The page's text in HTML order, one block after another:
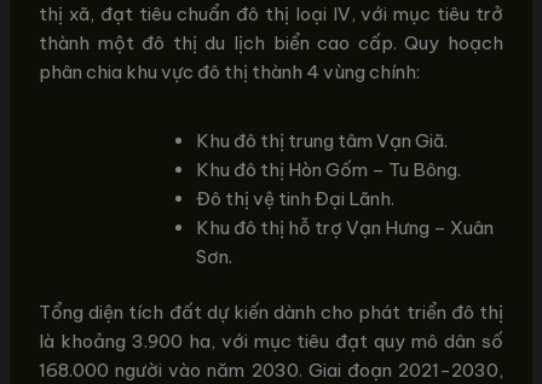
thị xã, đạt tiêu chuẩn đô thị loại IV, với mục tiêu trở
thành một đô thị du lịch biển cao cấp. Quy hoạch
phân chia khu vực đô thị thành 4 vùng chính:
Khu đô thị trung tâm Vạn Giã.
Khu đô thị Hòn Gốm – Tu Bông.
Đô thị vệ tinh Đại Lãnh.
Khu đô thị hỗ trợ Vạn Hưng – Xuân
Sơn.
Tổng diện tích đất dự kiến dành cho phát triển đô thị
là khoảng 3.900 ha, với mục tiêu đạt quy mô dân số
168.000 người vào năm 2030. Giai đoạn 2021-2030,